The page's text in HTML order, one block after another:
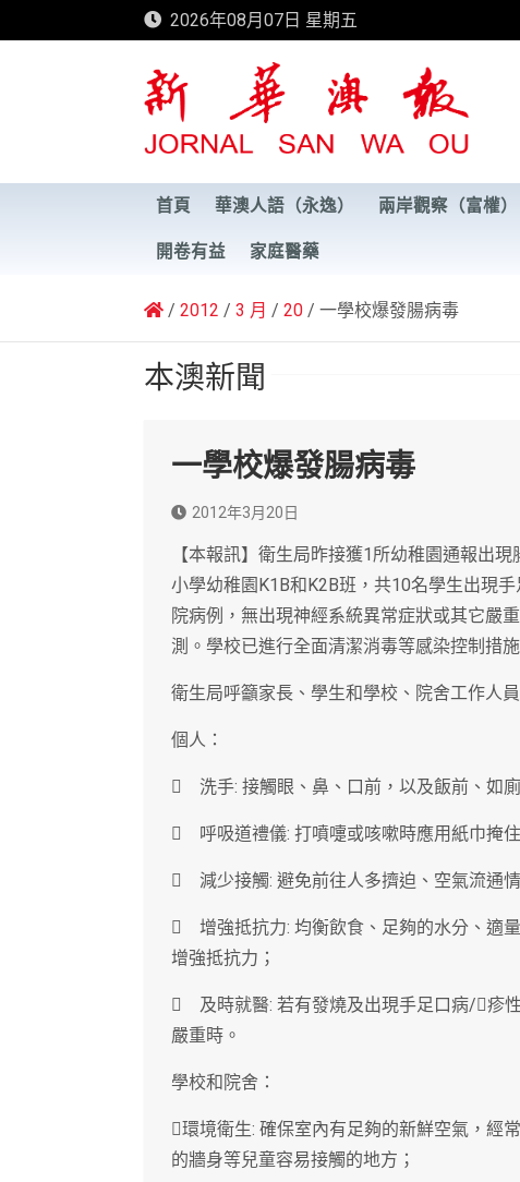
to
2026年08月07日 星期五
新華澳報
首頁 華澳人語（永逸） 兩岸觀察（富權）
開卷有益 家庭醫藥
2012 3 月 20 一學校爆發腸病毒
本澳新聞
一學校爆發腸病毒
2012年3月20日
【本報訊】衛生局昨接獲1所幼稚園通報出
小學幼稚園K1B和K2B班，共10名學生出現
院病例，無出現神經系統異常症狀或其它嚴
測。學校已進行全面清潔消毒等感染控制措施
衛生局呼籲家長、學生和學校、院舍工作人
個人：
 洗手: 接觸眼、鼻、口前，以及飯前、如
 呼吸道禮儀: 打噴嚏或咳嗽時應用紙巾掩
 減少接觸: 避免前往人多擠迫、空氣流通
 增強抵抗力: 均衡飲食、足夠的水分、適
增強抵抗力；
 及時就醫: 若有發燒及出現手足口病/疹
嚴重時。
學校和院舍：
環境衛生: 確保室內有足夠的新鮮空氣，經
的牆身等兒童容易接觸的地方；